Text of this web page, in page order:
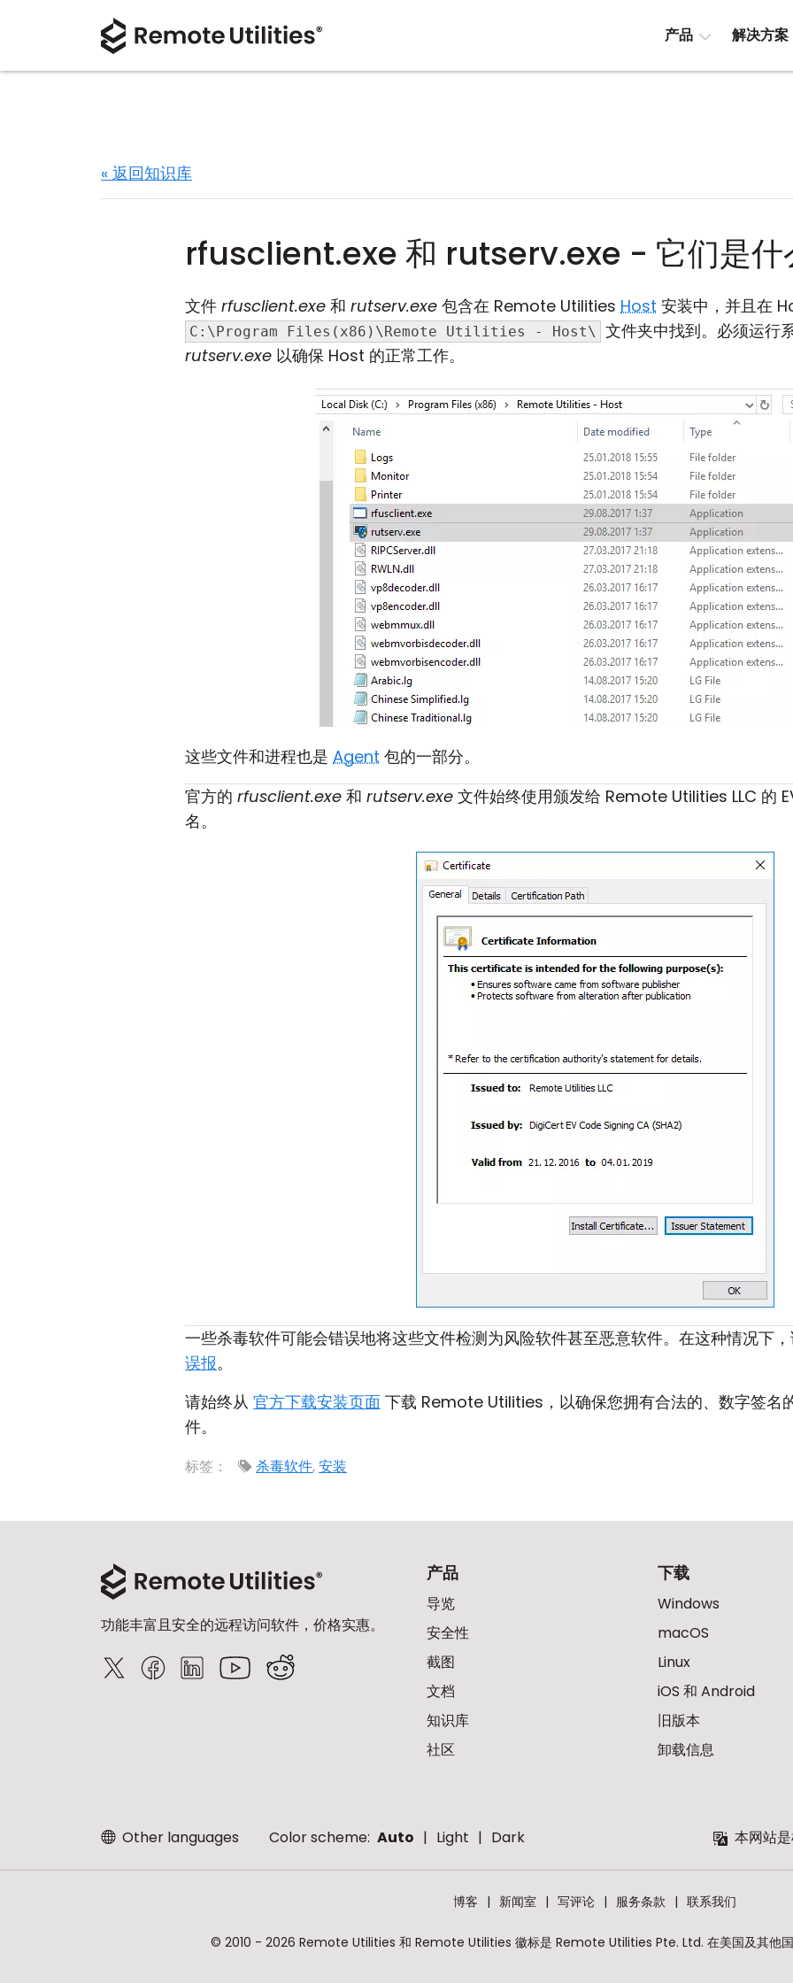
产品 解决方案
« 返回知识库
rfusclient.exe 和 rutserv.exe - 它们是什
文件 rfusclient.exe 和 rutserv.exe 包含在 Remote Utilities Host 安装中，并且在
C:\Program Files(x86)\Remote Utilities - Host\ 文件夹中找到。必须运行
rutserv.exe 以确保 Host 的正常工作。
这些文件和进程也是 Agent 包的一部分。
官方的 rfusclient.exe 和 rutserv.exe 文件始终使用颁发给 Remote Utilities LLC 的
名。
一些杀毒软件可能会错误地将这些文件检测为风险软件甚至恶意软件。在这种情况下
误报。
请始终从 官方下载安装页面 下载 Remote Utilities，以确保您拥有合法的、数字签
件。
标签： 杀毒软件,安装
功能丰富且安全的远程访问软件，价格实惠。
产品
导览
安全性
截图
文档
知识库
社区
下载
Windows
macOS
Linux
iOS 和 Android
旧版本
卸载信息
Other languages Color scheme: Auto Light Dark 本网站
博客 新闻室 写评论 服务条款 联系我们
© 2010 - 2026 Remote Utilities 和 Remote Utilities 徽标是 Remote Utilities Pte. Ltd. 在美国及其他国